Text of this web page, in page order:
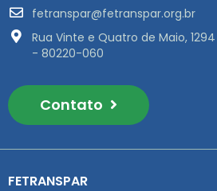
fetranspar@fetranspar.org.br
Rua Vinte e Quatro de Maio,
- 80220-060
Contato
FETRANSPAR